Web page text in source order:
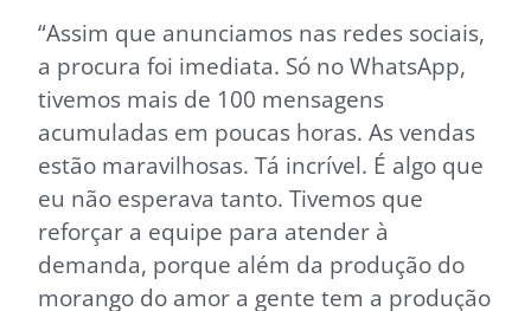
“Assim que anunciamos nas redes sociais,
a procura foi imediata. Só no WhatsApp,
tivemos mais de 100 mensagens
acumuladas em poucas horas. As vendas
estão maravilhosas. Tá incrível. É algo que
eu não esperava tanto. Tivemos que
reforçar a equipe para atender à
demanda, porque além da produção do
morango do amor a gente tem a produção